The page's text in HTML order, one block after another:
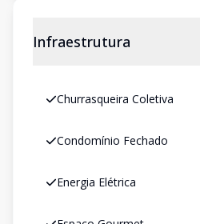
Infraestrutura
Churrasqueira Coletiva
Condomínio Fechado
Energia Elétrica